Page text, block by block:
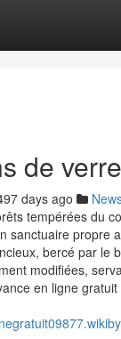
de verre
days ago
tempérées du
sanctuaire propre
bercé par le
modifiées,
en ligne